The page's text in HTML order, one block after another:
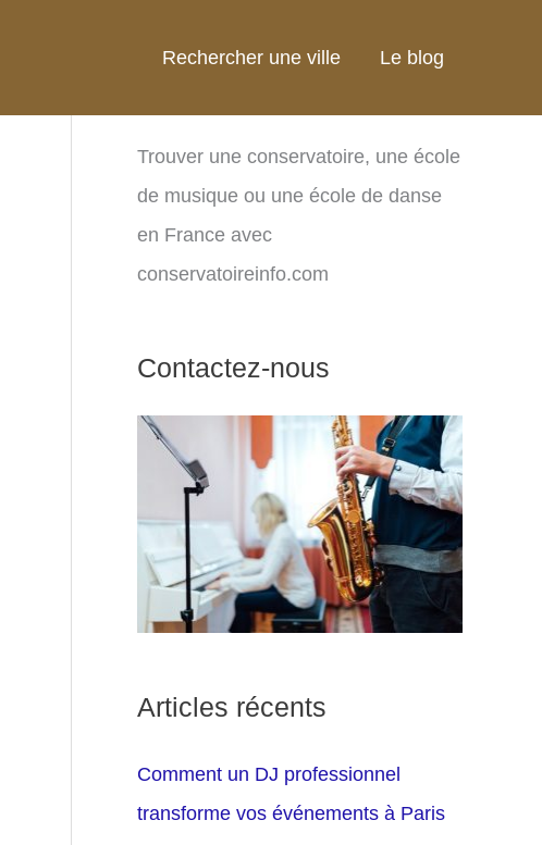
Rechercher une ville Le blog
Trouver une conservatoire, une école
de musique ou une école de danse
en France avec
conservatoireinfo.com
Contactez-nous
Articles récents
Comment un DJ professionnel
transforme vos événements à Paris